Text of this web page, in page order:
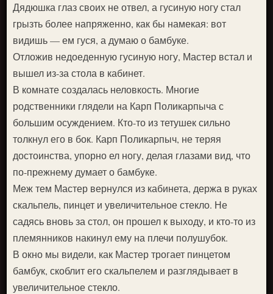
Дядюшка глаз своих не отвел, а гусиную ногу стал
грызть более напряженно, как бы намекая: вот
видишь — ем гуся, а думаю о бамбуке.
Отложив недоеденную гусиную ногу, Мастер встал и
вышел из-за стола в кабинет.
В комнате создалась неловкость. Многие
родственники глядели на Карп Поликарпыча с
большим осуждением. Кто-то из тетушек сильно
толкнул его в бок. Карп Поликарпыч, не теряя
достоинства, упорно ел ногу, делая глазами вид, что
по-прежнему думает о бамбуке.
Меж тем Мастер вернулся из кабинета, держа в руках
скальпель, пинцет и увеличительное стекло. Не
садясь вновь за стол, он прошел к выходу, и кто-то из
племянников накинул ему на плечи полушубок.
В окно мы видели, как Мастер трогает пинцетом
бамбук, скоблит его скальпелем и разглядывает в
увеличительное стекло.